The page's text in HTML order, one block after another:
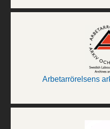
Arbetarrörelsens